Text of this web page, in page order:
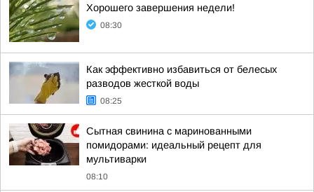
Хорошего завершения недели!
08:30
Как эффективно избавиться от белесых
разводов жесткой воды
08:25
Сытная свинина с маринованными
помидорами: идеальный рецепт для
мультиварки
08:10